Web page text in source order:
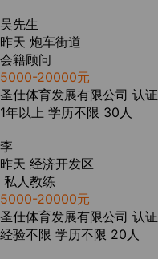
吴先生
昨天 炮车街道
会籍顾问
5000-20000元
圣仕体育发展有限公司 认证
1年以上 学历不限 30人
李
昨天 经济开发区
私人教练
5000-20000元
圣仕体育发展有限公司 认证
经验不限 学历不限 20人